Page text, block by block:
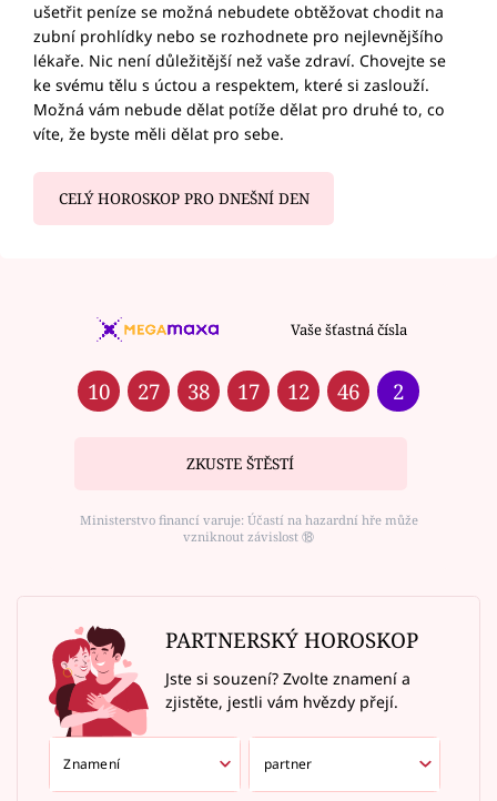
ušetřit peníze se možná nebudete obtěžovat chodit na
zubní prohlídky nebo se rozhodnete pro nejlevnějšího
lékaře. Nic není důležitější než vaše zdraví. Chovejte se
ke svému tělu s úctou a respektem, které si zaslouží.
Možná vám nebude dělat potíže dělat pro druhé to, co
víte, že byste měli dělat pro sebe.
CELÝ HOROSKOP PRO DNEŠNÍ DEN
Vaše šťastná čísla
10 27 38 17 12 46 2
ZKUSTE ŠTĚSTÍ
Ministerstvo financí varuje: Účastí na hazardní hře může
vzniknout závislost ⑱
PARTNERSKÝ HOROSKOP
Jste si souzení? Zvolte znamení a
zjistěte, jestli vám hvězdy přejí.